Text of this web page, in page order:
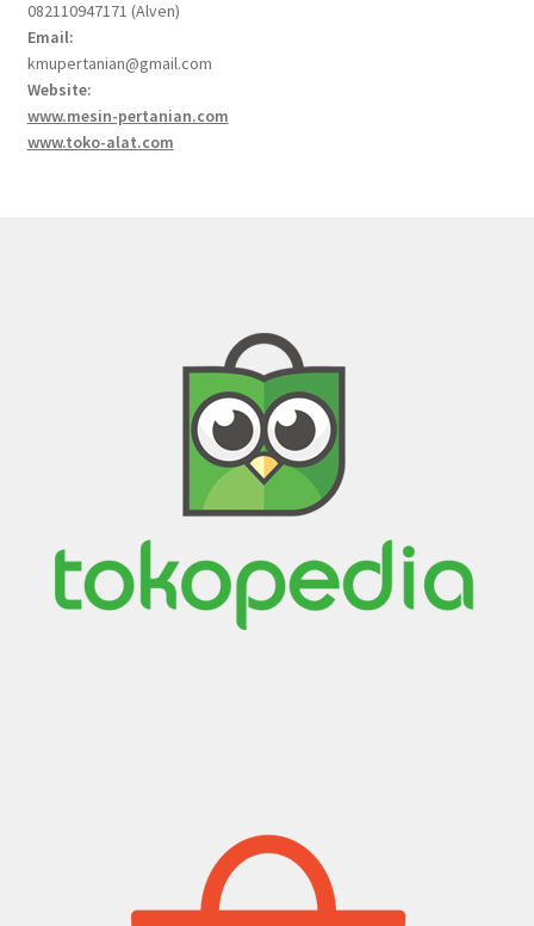
082110947171 (Alven)
Email:
kmupertanian@gmail.com
Website:
www.mesin-pertanian.com
www.toko-alat.com